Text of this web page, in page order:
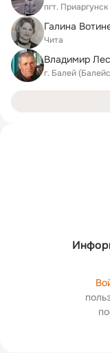
пгт.
Галина
Чита
Владимир
г. Балей